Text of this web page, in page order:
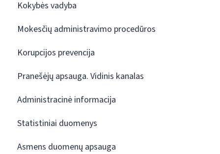
Kokybės vadyba
Mokesčių administravimo procedūros
Korupcijos prevencija
Pranešėjų apsauga. Vidinis kanalas
Administracinė informacija
Statistiniai duomenys
Asmens duomenų apsauga